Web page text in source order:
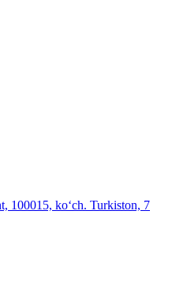
100015, ko‘ch. Turkiston, 7